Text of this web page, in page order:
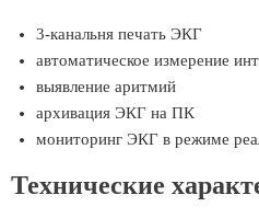
3-канальня печать ЭКГ
автоматическое измерение
выявление аритмий
архивация ЭКГ на ПК
мониторинг ЭКГ в режиме
Технические